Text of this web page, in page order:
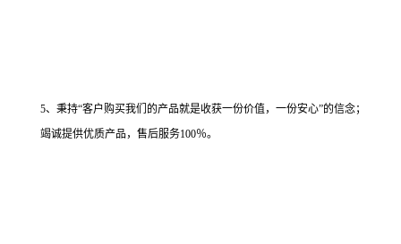
5、秉持“客户购买我们的产品就是收获一份价值，一份安心”的信念；
竭诚提供优质产品，售后服务100％。